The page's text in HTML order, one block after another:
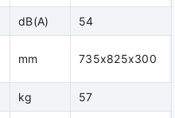
(áp dụng đối với model
với một phần mặt trước,
gỡ bỏ thuận tiện cho việc
dB(A) 54
mm 735x825x300
kg 57